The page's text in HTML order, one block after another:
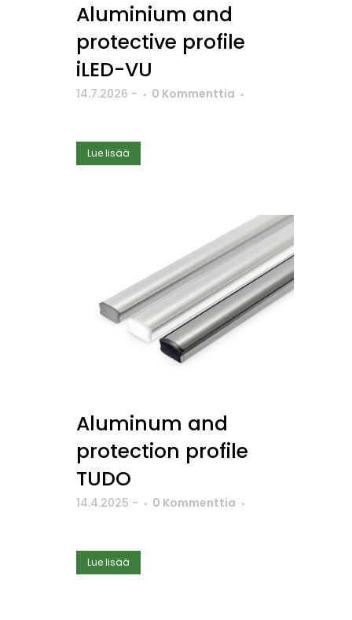
Aluminium and
protective profile
iLED-VU
14.7.2026 - 0 Kommenttia
Lue lisää
Aluminum and
protection profile
TUDO
14.4.2025 - 0 Kommenttia
Lue lisää